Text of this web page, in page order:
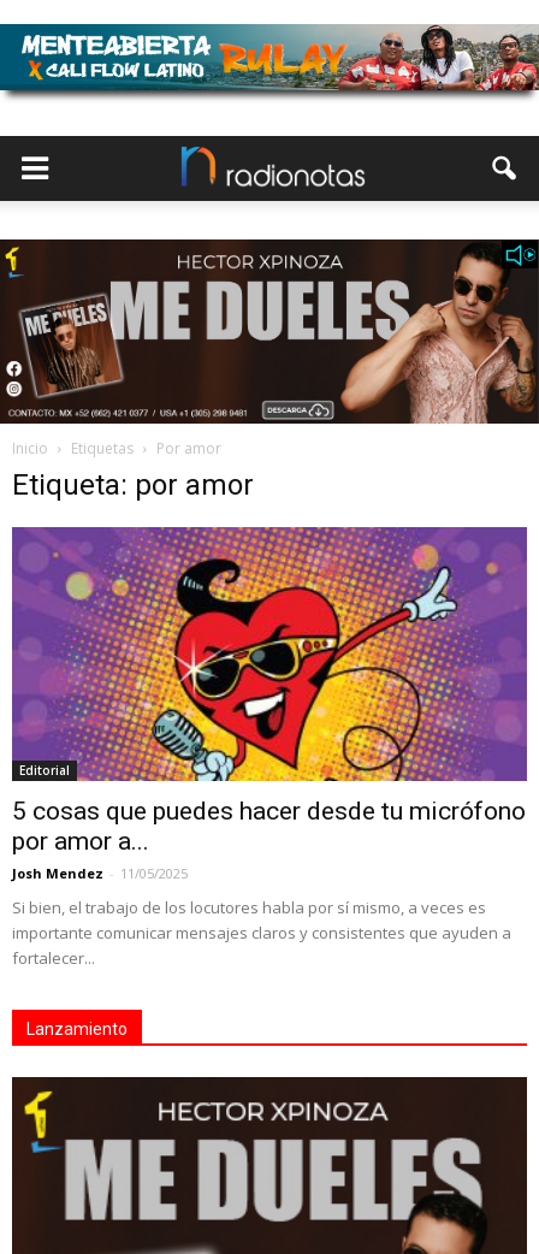
Inicio Etiquetas Por amor
Etiqueta: por amor
Editorial
5 cosas que puedes hacer desde tu micrófono
por amor a...
Josh Mendez - 11/05/2025
Si bien, el trabajo de los locutores habla por sí mismo, a veces es
importante comunicar mensajes claros y consistentes que ayuden a
fortalecer...
Lanzamiento